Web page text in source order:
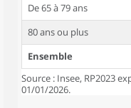
De 65 à 79 ans
80 ans ou plus
Ensemble
Source : Insee, RP2023
01/01/2026.